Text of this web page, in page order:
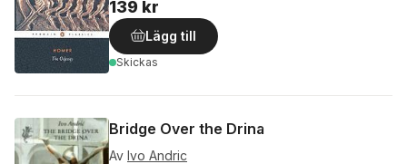
139 kr
Lägg till
Skickas
Bridge Over the Drina
Av Ivo Andric